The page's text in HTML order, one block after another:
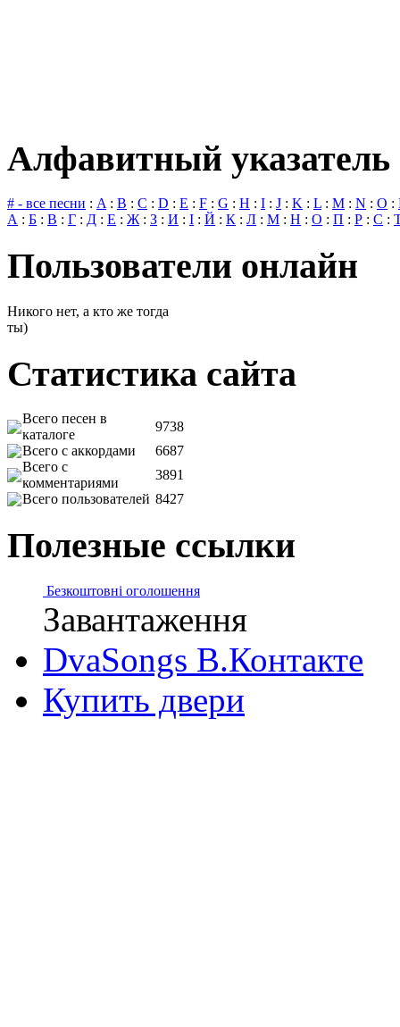
Алфавитный указатель
# - все песни : A: B : C : D : E : F : G : H : I : J : K : L : M : N : O :
А : Б : В : Г : Д : Е : Ж: З : И : І : Й : К : Л : М : Н : О : П : Р : С :
Пользователи онлайн
Никого нет, а кто же тогда
ты)
Статистика сайта
Всего песен в
каталоге
9738
Всего с аккордами
6687
Всего с
комментариями
3891
Всего пользователей 8427
Полезные ссылки
Безкоштовні оголошення
Завантаження
DvaSongs В.Контакте
Купить двери